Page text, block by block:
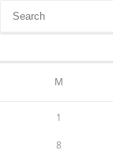
M
1
8